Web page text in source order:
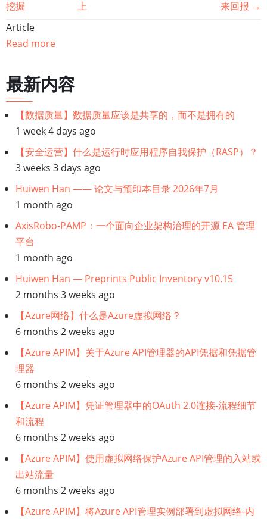
籍
遍
历
链
接：
数
据
科
学
挖掘 上 来回报 →
Article
Read more
最新内容
【数据质量】数据质量应该是共享的，而不是拥有的
1 week 4 days ago
【安全运营】什么是运行时应用程序自我保护（RASP）？
3 weeks 3 days ago
Huiwen Han —— 论文与预印本目录 2026年7月
1 month ago
AxisRobo-PAMP：一个面向企业架构治理的开源 EA 管理
平台
1 month ago
Huiwen Han — Preprints Public Inventory v10.15
2 months 3 weeks ago
【Azure网络】什么是Azure虚拟网络？
6 months 2 weeks ago
【Azure APIM】关于Azure API管理器的API凭据和凭据管
理器
6 months 2 weeks ago
【Azure APIM】凭证管理器中的OAuth 2.0连接-流程细节
和流程
6 months 2 weeks ago
【Azure APIM】使用虚拟网络保护Azure API管理的入站或
出站流量
6 months 2 weeks ago
【Azure APIM】将Azure API管理实例部署到虚拟网络-内